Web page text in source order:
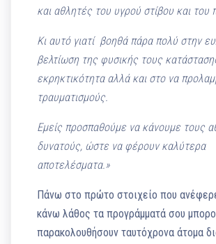
και αθλητές του υγρού στίβου και του
Κι αυτό γιατί βοηθά πάρα πολύ στην
βελτίωση της φυσικής τους
εκρηκτικότητα αλλά και στο να
τραυματισμούς.
Εμείς προσπαθούμε να κάνουμε τους
δυνατούς, ώστε να φέρουν καλύτερα
αποτελέσματα.»
Πάνω στο πρώτο στοιχείο που
κάνω λάθος τα προγράμματά σου
παρακολουθήσουν ταυτόχρονα άτομα